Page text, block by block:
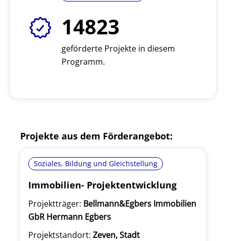
14823
geförderte Projekte in diesem
Programm.
Projekte aus dem Förderangebot:
Soziales, Bildung und Gleichstellung
Immobilien- Projektentwicklung
Projektträger: Bellmann&Egbers Immobilien
GbR Hermann Egbers
Projektstandort: Zeven, Stadt